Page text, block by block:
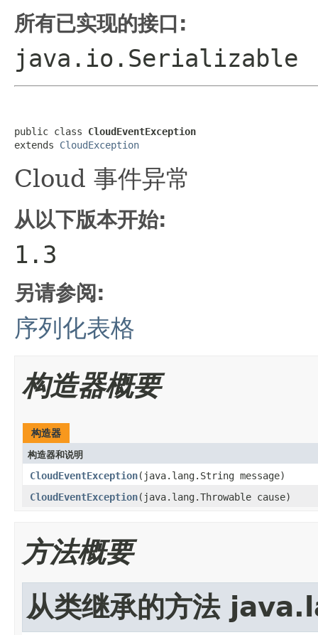
所有已实现的接口:
java.io.Serializable
public class CloudEventException
extends CloudException
Cloud 事件异常
从以下版本开始:
1.3
另请参阅:
序列化表格
构造器概要
构造器
构造器和说明
CloudEventException(java.lang.String message)
CloudEventException(java.lang.Throwable cause)
方法概要
从类继承的方法